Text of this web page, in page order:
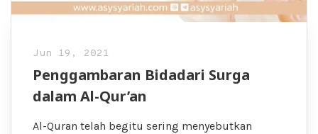
Jun 19, 2021
Penggambaran Bidadari Surga
dalam Al-Qur’an
Al-Quran telah begitu sering menyebutkan